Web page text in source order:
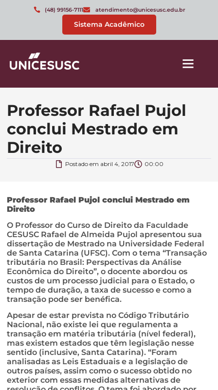
(48) 99156-7111 atendimento@unicesusc.edu.br
Sistema Acadêmico
Professor Rafael Pujol
conclui Mestrado em
Direito
Postado em abril 4, 2017 00:00
Professor Rafael Pujol conclui Mestrado em
Direito
O Professor do Curso de Direito da Faculdade
CESUSC Rafael de Almeida Pujol apresentou sua
dissertação de Mestrado na Universidade Federal
de Santa Catarina (UFSC). Com o tema “Transação
tributária no Brasil: Perspectivas da Análise
Econômica do Direito”, o docente abordou os
custos de um processo judicial para o Estado, o
tempo de duração, a taxa de sucesso e como a
transação pode ser benéfica.
Apesar de estar prevista no Código Tributário
Nacional, não existe lei que regulamenta a
transação em matéria tributária (nível federal),
mas existem estados que têm legislação nesse
sentido (inclusive, Santa Catarina). “Foram
analisadas as Leis Estaduais e a legislação de
outros países, assim como o sucesso obtido no
exterior com essas medidas alternativas de